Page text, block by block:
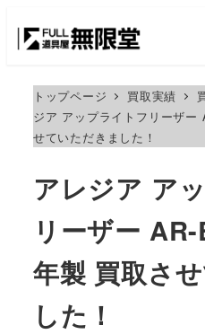
トップページ 買取実績
ジア アップライトフリーザー
せていただきました！
アレジア ア
リーザー
年製 買取さ
した！